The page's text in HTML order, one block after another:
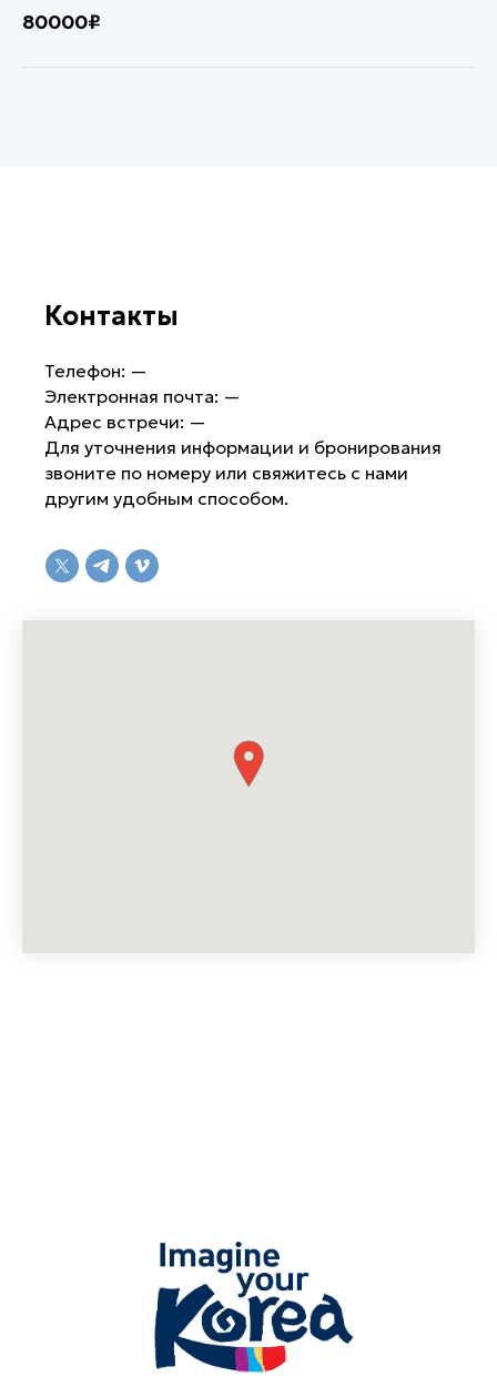
80000₽
Контакты
Телефон: —
Электронная почта: —
Адрес встречи: —
Для уточнения информации и бронирования
звоните по номеру или свяжитесь с нами
другим удобным способом.